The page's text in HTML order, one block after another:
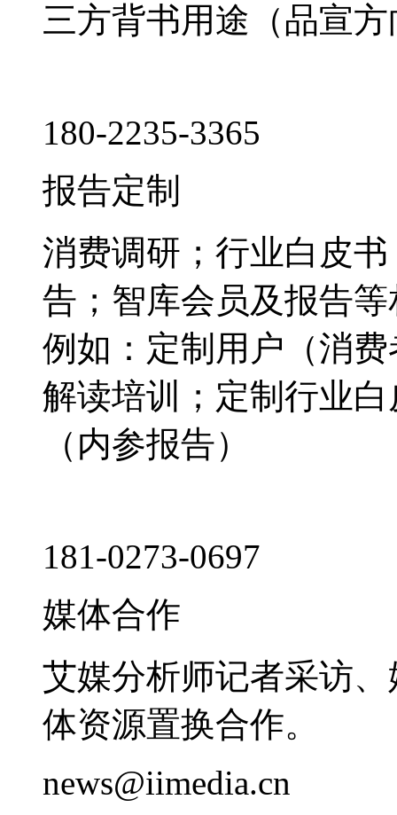
三方背书用途（品宣
180-2235-3365
报告定制
消费调研；行业白皮
告；智库会员及报告
例如：定制用户（消
解读培训；定制行业
（内参报告）
181-0273-0697
媒体合作
艾媒分析师记者采访
体资源置换合作。
news@iimedia.cn